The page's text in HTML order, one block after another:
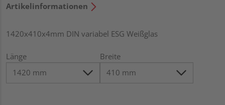
Artikelinformationen
1420x410x4mm DIN variabel ESG Weißglas
Länge Breite